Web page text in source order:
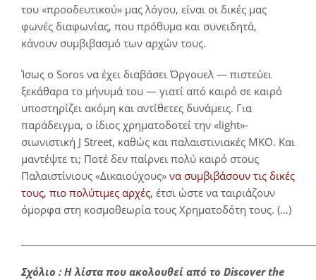
του «προοδευτικού» μας λόγου, είναι οι δικές μας
φωνές διαφωνίας, που πρόθυμα και συνειδητά,
κάνουν συμβιβασμό των αρχών τους.
Ίσως ο Soros να έχει διαβάσει Όργουελ ― πιστεύει
ξεκάθαρα το μήνυμά του ― γιατί από καιρό σε καιρό
υποστηρίζει ακόμη και αντίθετες δυνάμεις. Για
παράδειγμα, ο ίδιος χρηματοδοτεί την «light»-
σιωνιστική J Street, καθώς και παλαιστινιακές ΜΚΟ. Και
μαντέψτε τι; Ποτέ δεν παίρνει πολύ καιρό στους
Παλαιστίνιους «Δικαιούχους» να συμβιβάσουν τις δικές
τους, πιο πολύτιμες αρχές, έτσι ώστε να ταιριάζουν
όμορφα στη κοσμοθεωρία τους Χρηματοδότη τους. (…)
Σχόλιο : Η λίστα που ακολουθεί από το Discover the